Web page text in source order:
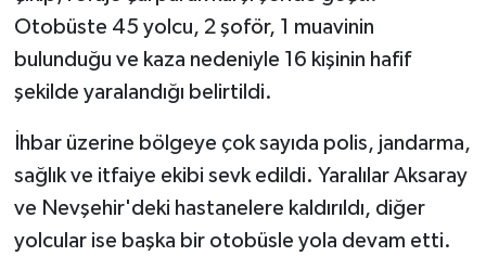
Otobüste 45 yolcu, 2 şoför, 1 muavinin
bulunduğu ve kaza nedeniyle 16 kişinin hafif
şekilde yaralandığı belirtildi.
İhbar üzerine bölgeye çok sayıda polis, jandarma,
sağlık ve itfaiye ekibi sevk edildi. Yaralılar Aksaray
ve Nevşehir'deki hastanelere kaldırıldı, diğer
yolcular ise başka bir otobüsle yola devam etti.